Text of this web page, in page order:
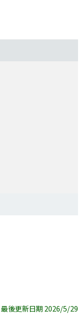
最後更新日期 2026/5/29